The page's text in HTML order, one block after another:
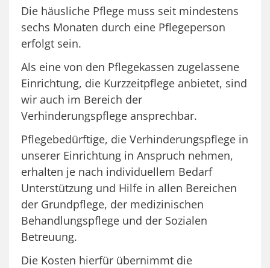
Die häusliche Pflege muss seit mindestens
sechs Monaten durch eine Pflegeperson
erfolgt sein.
Als eine von den Pflegekassen zugelassene
Einrichtung, die Kurzzeitpflege anbietet, sind
wir auch im Bereich der
Verhinderungspflege ansprechbar.
Pflegebedürftige, die Verhinderungspflege in
unserer Einrichtung in Anspruch nehmen,
erhalten je nach individuellem Bedarf
Unterstützung und Hilfe in allen Bereichen
der Grundpflege, der medizinischen
Behandlungspflege und der Sozialen
Betreuung.
Die Kosten hierfür übernimmt die